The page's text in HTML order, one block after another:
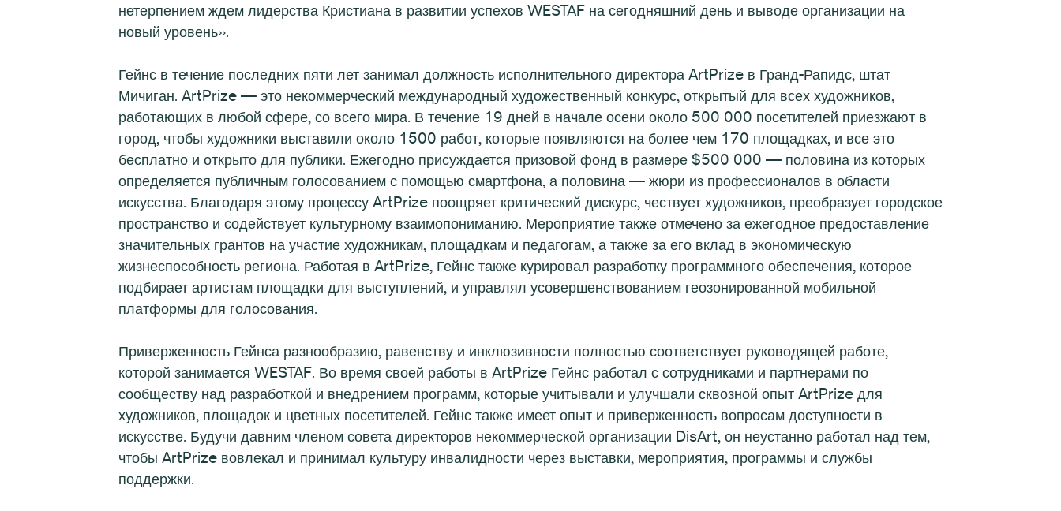
нетерпением ждем лидерства Кристиана в развитии успехов WESTAF на сегодняшний день и выводе организации на
новый уровень».
Гейнс в течение последних пяти лет занимал должность исполнительного директора ArtPrize в Гранд-Рапидс, штат
Мичиган. ArtPrize — это некоммерческий международный художественный конкурс, открытый для всех художников,
работающих в любой сфере, со всего мира. В течение 19 дней в начале осени около 500 000 посетителей приезжают в
город, чтобы художники выставили около 1500 работ, которые появляются на более чем 170 площадках, и все это
бесплатно и открыто для публики. Ежегодно присуждается призовой фонд в размере $500 000 — половина из которых
определяется публичным голосованием с помощью смартфона, а половина — жюри из профессионалов в области
искусства. Благодаря этому процессу ArtPrize поощряет критический дискурс, чествует художников, преобразует городское
пространство и содействует культурному взаимопониманию. Мероприятие также отмечено за ежегодное предоставление
значительных грантов на участие художникам, площадкам и педагогам, а также за его вклад в экономическую
жизнеспособность региона. Работая в ArtPrize, Гейнс также курировал разработку программного обеспечения, которое
подбирает артистам площадки для выступлений, и управлял усовершенствованием геозонированной мобильной
платформы для голосования.
Приверженность Гейнса разнообразию, равенству и инклюзивности полностью соответствует руководящей работе,
которой занимается WESTAF. Во время своей работы в ArtPrize Гейнс работал с сотрудниками и партнерами по
сообществу над разработкой и внедрением программ, которые учитывали и улучшали сквозной опыт ArtPrize для
художников, площадок и цветных посетителей. Гейнс также имеет опыт и приверженность вопросам доступности в
искусстве. Будучи давним членом совета директоров некоммерческой организации DisArt, он неустанно работал над тем,
чтобы ArtPrize вовлекал и принимал культуру инвалидности через выставки, мероприятия, программы и службы
поддержки.